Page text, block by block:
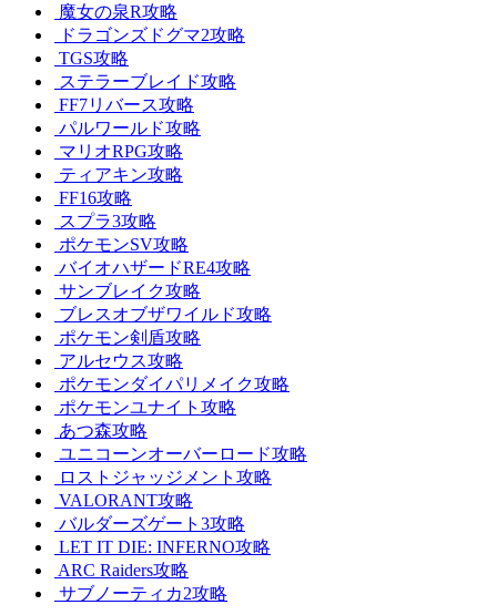
魔女の泉R攻略
ドラゴンズドグマ2攻略
TGS攻略
ステラーブレイド攻略
FF7リバース攻略
パルワールド攻略
マリオRPG攻略
ティアキン攻略
FF16攻略
スプラ3攻略
ポケモンSV攻略
バイオハザードRE4攻略
サンブレイク攻略
ブレスオブザワイルド攻略
ポケモン剣盾攻略
アルセウス攻略
ポケモンダイパリメイク攻略
ポケモンユナイト攻略
あつ森攻略
ユニコーンオーバーロード攻略
ロストジャッジメント攻略
VALORANT攻略
バルダーズゲート3攻略
LET IT DIE: INFERNO攻略
ARC Raiders攻略
サブノーティカ2攻略